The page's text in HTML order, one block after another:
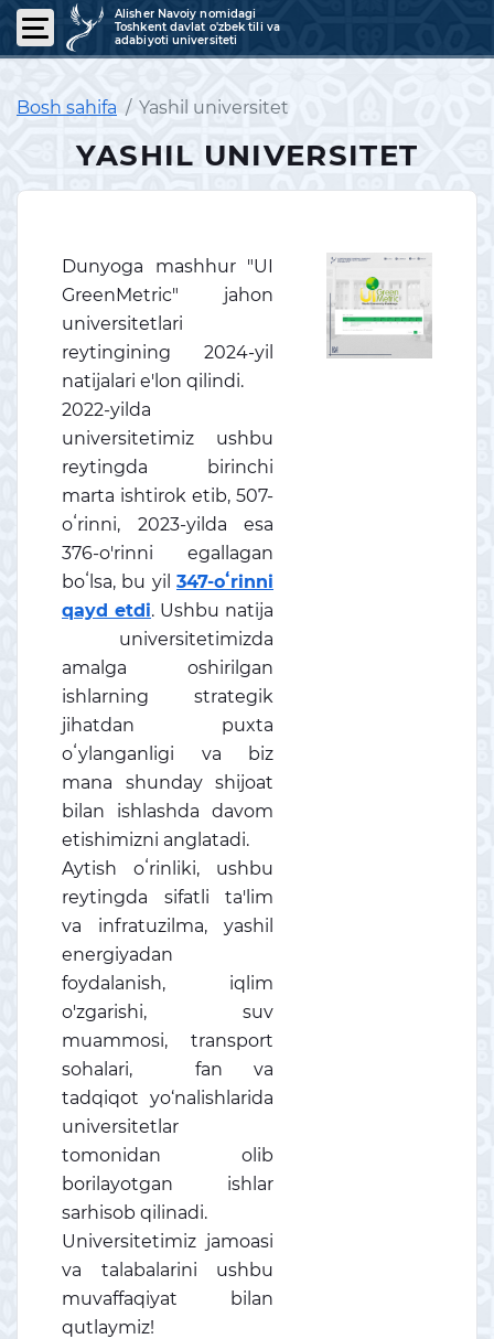
Alisher Navoiy nomidagi
Toshkent davlat o'zbek tili va
adabiyoti universiteti
Bosh sahifa Yashil universitet
YASHIL UNIVERSITET
Dunyoga mashhur "UI
GreenMetric" jahon
universitetlari
reytingining 2024-yil
natijalari e'lon qilindi.
2022-yilda
universitetimiz ushbu
reytingda birinchi
marta ishtirok etib, 507-
oʻrinni, 2023-yilda esa
376-o'rinni egallagan
boʻlsa, bu yil 347-oʻrinni
qayd etdi. Ushbu natija
universitetimizda
amalga oshirilgan
ishlarning strategik
jihatdan puxta
oʻylanganligi va biz
mana shunday shijoat
bilan ishlashda davom
etishimizni anglatadi.
Aytish oʻrinliki, ushbu
reytingda sifatli ta'lim
va infratuzilma, yashil
energiyadan
foydalanish, iqlim
o'zgarishi, suv
muammosi, transport
sohalari, fan va
tadqiqot yo‘nalishlarida
universitetlar
tomonidan olib
borilayotgan ishlar
sarhisob qilinadi.
Universitetimiz jamoasi
va talabalarini ushbu
muvaffaqiyat bilan
qutlaymiz!